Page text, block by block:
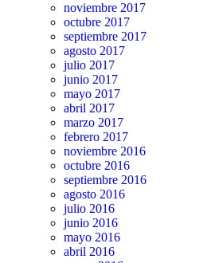
noviembre 2017
octubre 2017
septiembre 2017
agosto 2017
julio 2017
junio 2017
mayo 2017
abril 2017
marzo 2017
febrero 2017
noviembre 2016
octubre 2016
septiembre 2016
agosto 2016
julio 2016
junio 2016
mayo 2016
abril 2016